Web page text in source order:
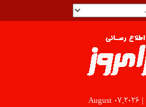
August 07,2026 |